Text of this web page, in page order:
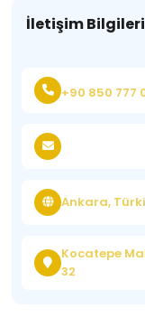
İletişim Bilgileri
+90 850 777
Ankara,
Kocatepe
32